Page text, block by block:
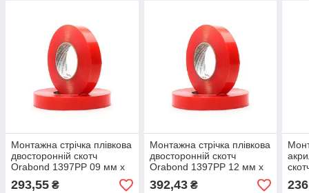
Монтажна стрічка плівкова
двосторонній скотч
Orabond 1397PP 09 мм x
50 м прозорий 210 мкр
293,55 ₴
Монтажна стрічка плівкова
двосторонній скотч
Orabond 1397PP 12 мм x
50 м прозорий 210 мкр
392,43₴
33